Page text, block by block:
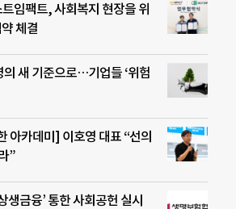
임팩트, 사회복지 현장을 위
체결
새 기준으로…기업들 ‘위험
아카데미] 이호영 대표 “선의
”
생금융’ 통한 사회공헌 실시